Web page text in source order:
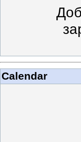
Calendar